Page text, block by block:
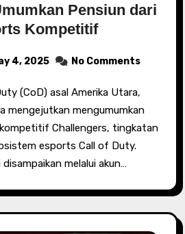
Pensiun dari
Kompetitif
4, 2025 No Comments
mengejutkan mengumumkan
Challengers, tingkatan
esports Call of Duty.
melalui akun…